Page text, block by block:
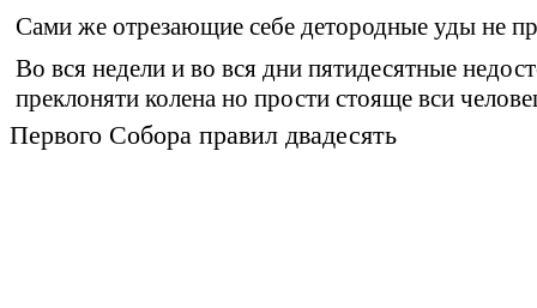
Сами же отрезающие себе детородные уды не
Во вся недели и во вся дни пятидесятные
преклоняти колена но прости стояще вси
Первого Собора правил двадесять